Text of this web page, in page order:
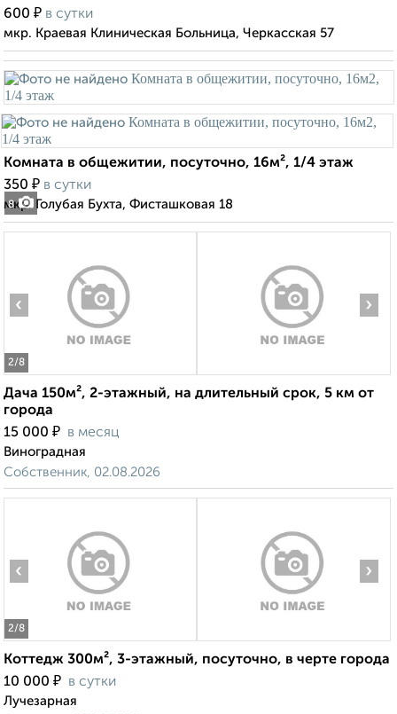
600 ₽ в сутки
мкр. Краевая Клиническая Больница, Черкасская 57
8
Комната в общежитии, посуточно, 16м², 1/4 этаж
350 ₽ в сутки
мкр. Голубая Бухта, Фисташковая 18
2/8
‹ ›
Дача 150м², 2-этажный, на длительный срок, 5 км от
города
15 000 ₽ в месяц
Виноградная
Собственник, 02.08.2026
2/8
‹ ›
Коттедж 300м², 3-этажный, посуточно, в черте города
10 000 ₽ в сутки
Лучезарная